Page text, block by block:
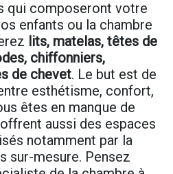
qui composeront votre
enfants ou la chambre
lits, matelas, têtes de
chiffonniers,
de chevet. Le but est de
esthétisme, confort,
êtes en manque de
aussi des espaces
notamment par la
sur-mesure. Pensez